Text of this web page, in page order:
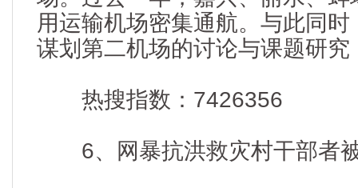
用运输机场密集通航。与此同
谋划第二机场的讨论与课题研究
热搜指数：7426356
6、网暴抗洪救灾村干部者